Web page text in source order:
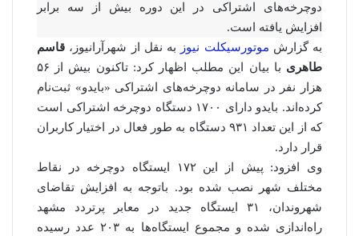
دوچرخه‌های اشتراکی در این دوره بیش از سه برابر
افزایش یافته است.
به گزارش موتورسیکلت نیوز به نقل از شهرآرانیوز، قاسم
طاهری
با بیان این مطلب اظهار کرد: تاکنون بیش از ۵۶
هزار نفر در سامانه دوچرخه‌های اشتراکی «بایدو» ثبت‌نام
کرده‌اند. بایدو دارای ۱۷۰۰ دستگاه دوچرخه اشتراکی است
که از این تعداد ۹۳۱ دستگاه به‌ طور فعال در اختیار کاربران
قرار دارد.
وی افزود: پیش از این ۱۷۲ ایستگاه دوچرخه در نقاط
مختلف شهر نصب شده بود. باتوجه به افزایش تقاضای
شهروندان، ۳۱ ایستگاه جدید در معابر پرتردد مشهد
راه‌اندازی شده و مجموع ایستگاه‌ها به ۲۰۳ عدد رسیده